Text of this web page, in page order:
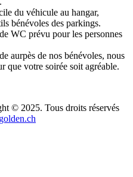
du véhicule au hangar,
bénévoles des parkings.
WC prévu pour les personnes
aurpès de nos bénévoles, nous
que votre soirée soit agréable.
© 2025. Tous droits réservés